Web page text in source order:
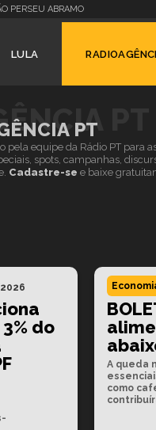
PERSEU ABRAMO
e o povo brasileiro é quem
LULA
PT
PT
equipe da Rádio PT para
spots, campanhas,
Cadastre-se e baixe
do
A queda
como